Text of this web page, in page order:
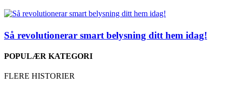
Så revolutionerar smart belysning ditt hem idag!
POPULÆR KATEGORI
FLERE HISTORIER